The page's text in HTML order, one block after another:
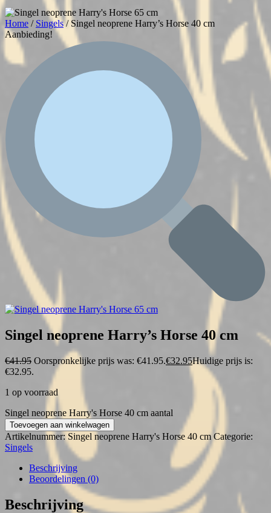
Home / Singels/ Singel neoprene Harry’s Horse 40 cm
Aanbieding!
Singel neoprene Harry’s Horse 40 cm
€41.95 Oorspronkelijke prijs was: €41.95.€32.95Huidige prijs is:
€32.95.
1 op voorraad
Singel neoprene Harry's Horse 40 cm aantal
Toevoegen aan winkelwagen
Artikelnummer: Singel neoprene Harry's Horse 40 cm Categorie:
Singels
Beschrijving
Beoordelingen (0)
Beschrijving